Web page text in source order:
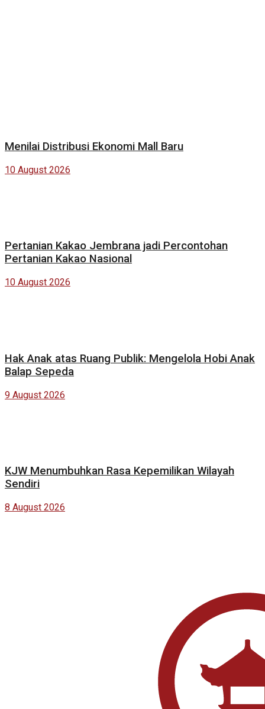
Menilai Distribusi Ekonomi Mall Baru
10 August 2026
Pertanian Kakao Jembrana jadi Percontohan
Pertanian Kakao Nasional
10 August 2026
Hak Anak atas Ruang Publik: Mengelola Hobi Anak
Balap Sepeda
9 August 2026
KJW Menumbuhkan Rasa Kepemilikan Wilayah
Sendiri
8 August 2026